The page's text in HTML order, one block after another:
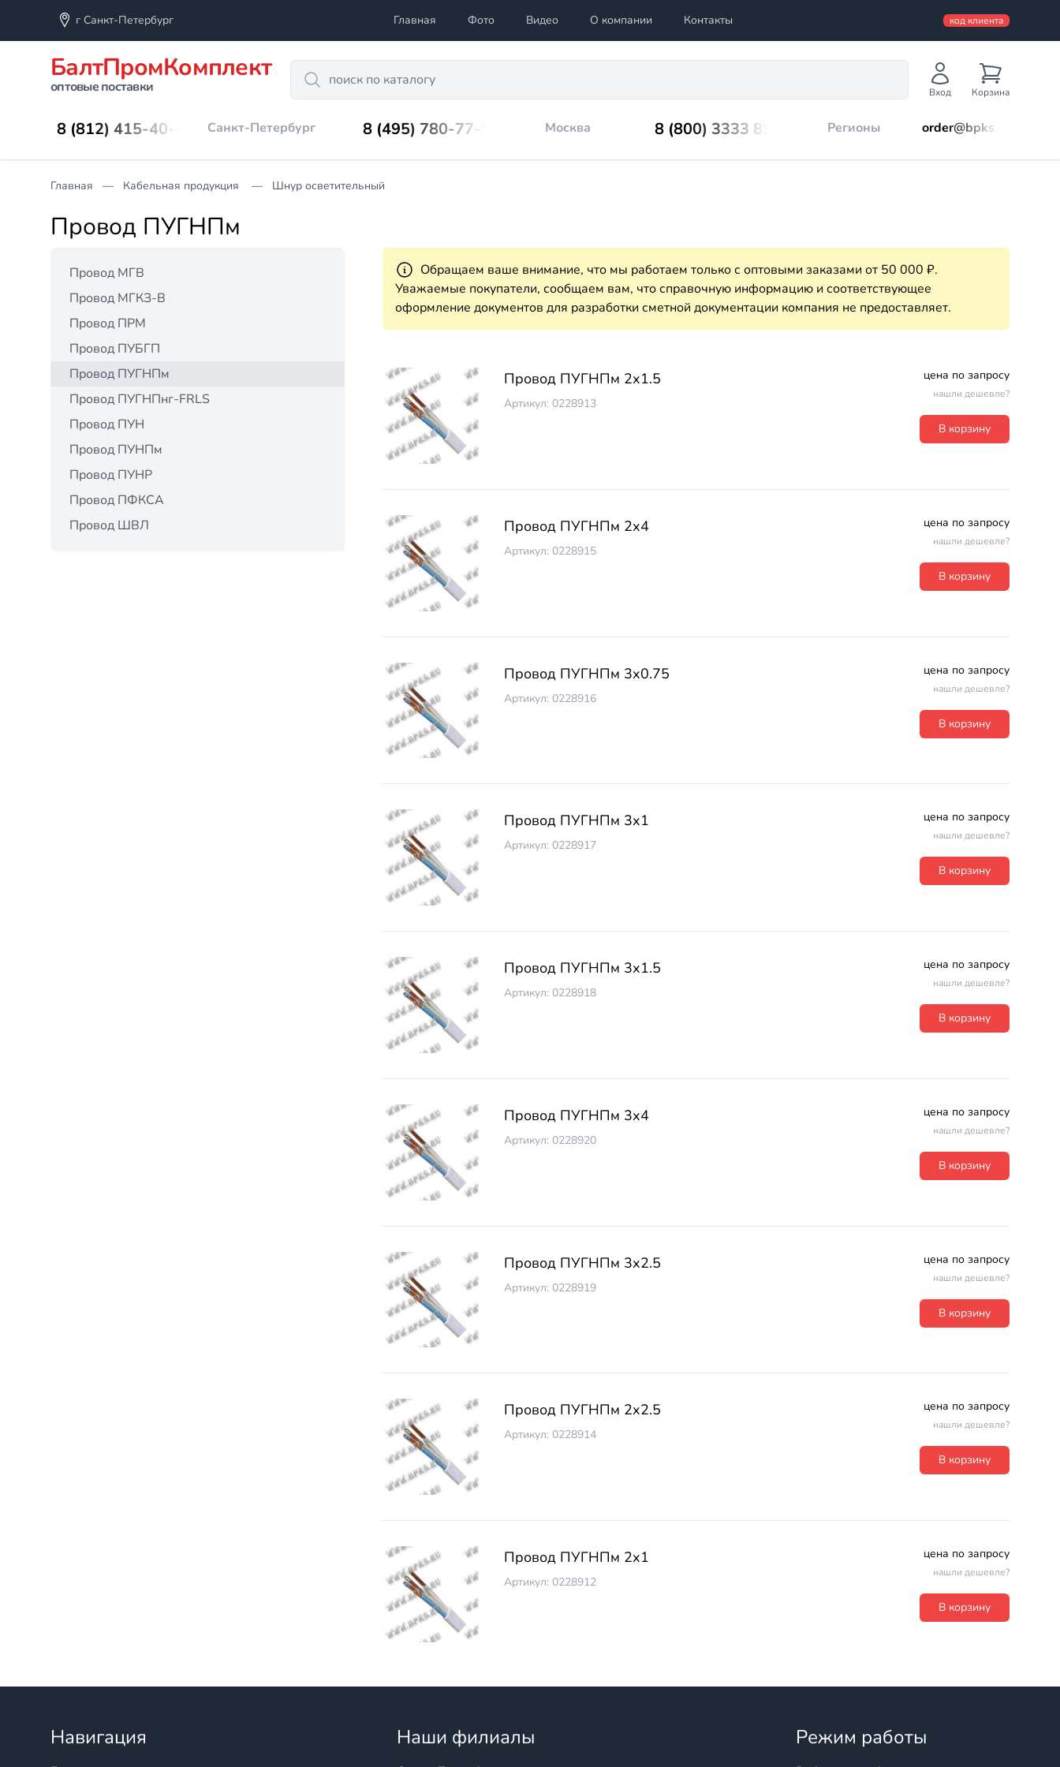
г Санкт-Петербург Главная Фото Видео О компании Контакты код клиента
БалтПромКомплект
оптовые поставки
Search
Вход Корзина
8 (812) 415-40-45 Санкт-Петербург 8 (495) 780-77-98 Москва 8 (800) 3333 899 Регионы order@bpks.ru
Главная Кабельная продукция Шнур осветительный
Провод ПУГНПм
Провод МГВ
Провод МГКЗ-В
Провод ПРМ
Провод ПУБГП
Провод ПУГНПм
Провод ПУГНПнг-FRLS
Провод ПУН
Провод ПУНПм
Провод ПУНР
Провод ПФКСА
Провод ШВЛ
Обращаем ваше внимание, что мы работаем только с оптовыми заказами от 50 000 ₽.
Уважаемые покупатели, сообщаем вам, что справочную информацию и соответствующее
оформление документов для разработки сметной документации компания не предоставляет.
Провод ПУГНПм 2х1.5
Артикул: 0228913
цена по запросу
нашли дешевле?
В корзину
Провод ПУГНПм 2х4
Артикул: 0228915
цена по запросу
нашли дешевле?
В корзину
Провод ПУГНПм 3х0.75
Артикул: 0228916
цена по запросу
нашли дешевле?
В корзину
Провод ПУГНПм 3х1
Артикул: 0228917
цена по запросу
нашли дешевле?
В корзину
Провод ПУГНПм 3х1.5
Артикул: 0228918
цена по запросу
нашли дешевле?
В корзину
Провод ПУГНПм 3х4
Артикул: 0228920
цена по запросу
нашли дешевле?
В корзину
Провод ПУГНПм 3х2.5
Артикул: 0228919
цена по запросу
нашли дешевле?
В корзину
Провод ПУГНПм 2х2.5
Артикул: 0228914
цена по запросу
нашли дешевле?
В корзину
Провод ПУГНПм 2х1
Артикул: 0228912
цена по запросу
нашли дешевле?
В корзину
Навигация Наши филиалы Режим работы